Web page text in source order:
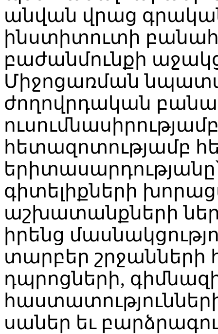
անվան վրաց
ինստիտուտի
բաժանմունքի
Միջոցառման
ժողովրդական
հետազոտությամբ
գիտելիքների
աշխատանքների
իրենց
տարբեր շրջանների
դպրոցների,
սաներ եւ